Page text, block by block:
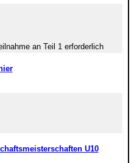
an Teil 1 erforderlich
U10